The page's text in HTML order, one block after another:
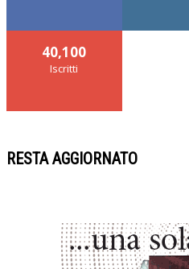
40,100
Iscritti
RESTA AGGIORNATO